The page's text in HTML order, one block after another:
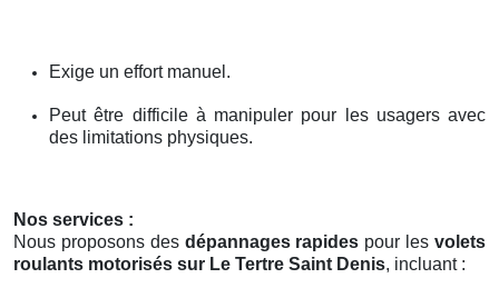
Exige un effort manuel.
Peut être difficile à manipuler pour les usagers avec
des limitations physiques.
Nos services :
Nous proposons des dépannages rapides pour lesvolets
roulants motorisés sur Le Tertre Saint Denis, incluant :